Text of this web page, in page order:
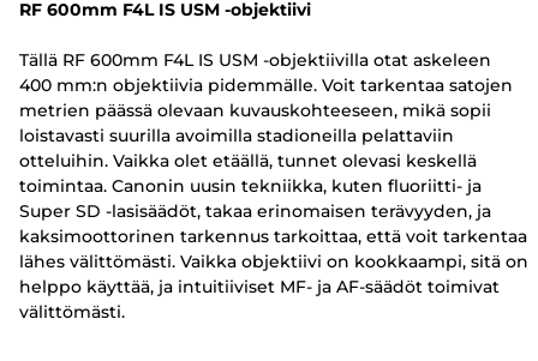
RF 600mm F4L IS USM -objektiivi
Tällä RF 600mm F4L IS USM -objektiivilla otat askeleen
400 mm:n objektiivia pidemmälle. Voit tarkentaa satojen
metrien päässä olevaan kuvauskohteeseen, mikä sopii
loistavasti suurilla avoimilla stadioneilla pelattaviin
otteluihin. Vaikka olet etäällä, tunnet olevasi keskellä
toimintaa. Canonin uusin tekniikka, kuten fluoriitti- ja
Super SD -lasisäädöt, takaa erinomaisen terävyyden, ja
kaksimoottorinen tarkennus tarkoittaa, että voit tarkentaa
lähes välittömästi. Vaikka objektiivi on kookkaampi, sitä on
helppo käyttää, ja intuitiiviset MF- ja AF-säädöt toimivat
välittömästi.